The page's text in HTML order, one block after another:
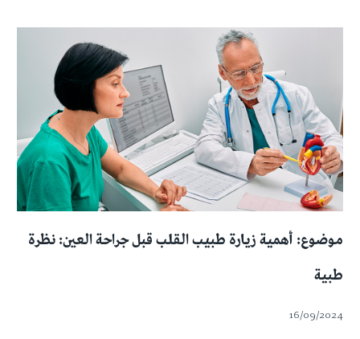
موضوع: أهمية زيارة طبيب القلب قبل جراحة العين: نظرة
طبية
16/09/2024